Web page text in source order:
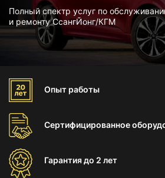
Полный спектр услуг по
и ремонту СсангЙонг/КГМ
Опыт работы
Сертифицированное
Гарантиядо 2 лет